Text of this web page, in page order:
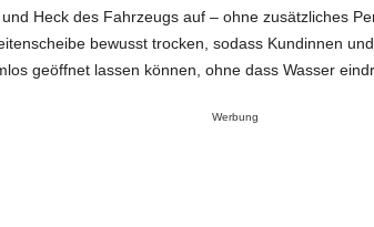
Heck des Fahrzeugs auf – ohne zusätzliches
bewusst trocken, sodass Kundinnen
geöffnet lassen können, ohne dass Wasser
Werbung